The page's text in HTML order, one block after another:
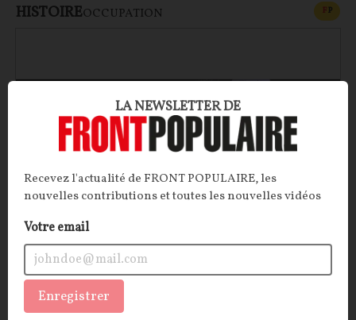
HISTOIREOCCUPATION FP
Les affinités inavouables : Mitterrand et Ernst
Jünger
Un chef d’État français socialiste peut-il être ami
avec un écrivain nationaliste allemand, ancien
LA NEWSLETTER DE
Recevez l'actualité de FRONT POPULAIRE, les
nouvelles contributions et toutes les nouvelles vidéos
Votre email
Enregistrer